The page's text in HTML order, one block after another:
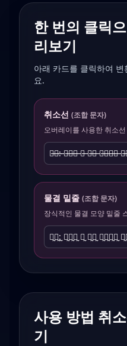
한 번의 클릭
리보기
아래 카드를 클릭하여
요.
취소선 (조합 문자)
오버레이를 사용한 취소선
수̶정̶:̶ 이̶것̶은̶ 더̶ 이̶상̶ 유̶효̶하̶지̶
물결 밑줄 (조합 문자)
장식적인 물결 모양 밑줄
수̰정̰:̰ 이̰것̰은̰ 더̰ 이̰상̰ 유̰효̰하̰지̰ 않̰
사용 방법 취
기